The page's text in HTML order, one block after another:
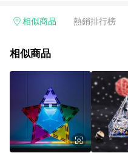
單，皆不在點數回饋範圍內。 3.
球嚴選、商城、專案商品、「草
回饋。 5. 點數回饋會扣除所有折
實際回饋請依LINE購物通知為主
ETMall站內之折扣優惠(包含但
券等)，不具點數回饋資格。詳
顯示為準。 7. LINE購物設有「
殊活動時開放「回饋無上限」)，
計算，並依訂單成立時間當下
相似商品 熱銷排行榜
相似商品